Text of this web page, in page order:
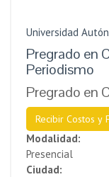
Universidad
Pregrado en
Periodismo
Pregrado en
Recibir Costos y
Modalidad:
Presencial
Ciudad: